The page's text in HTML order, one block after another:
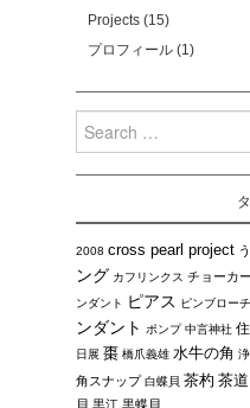
Projects (15)
プロフィール (1)
for:
2008 cross pearl project
ング カフリンクス チョーカー
ンダント
ピアス ピンブローチ
ンダント
ポンプ 中言神社 住
日展 棗 橋爪義雄 水牛の角
角スナップ 白蝶貝 茶杓 茶道
貝 黒江 黒蝶貝